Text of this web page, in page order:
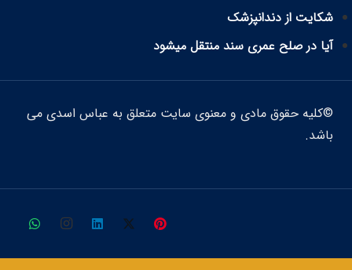
شکایت از دندانپزشک
آیا در صلح عمری سند منتقل میشود
©کلیه حقوق مادی و معنوی سایت متعلق به عباس اسدی می
باشد.